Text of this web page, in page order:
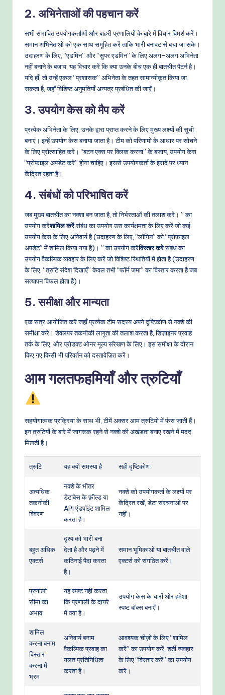
2. अभिनेताओं की पहचान करें
सभी संभावित उपयोगकर्ताओं और बाहरी प्रणालियों के बारे में विचार विमर्श करें।
समान अभिनेताओं को एक साथ समूहित करें ताकि भारी बनावट से बचा जा सके।
उदाहरण के लिए, “एडमिन” और “सुपर एडमिन” के लिए अलग-अलग अभिनेता
नहीं बनाने के बजाय, यह विचार करें कि क्या उनके बीच एक ही बातचीत पैटर्न है।
यदि हाँ, तो उन्हें एकल “प्रशासक” अभिनेता के तहत सामान्यीकृत किया जा
सकता है, जहाँ विशिष्ट अनुमतियाँ अन्यत्र प्रबंधित की जाएँ।
3. उपयोग केस को मैप करें
प्रत्येक अभिनेता के लिए, उनके द्वारा प्राप्त करने के लिए मुख्य लक्ष्यों की सूची
बनाएं। इन्हें उपयोग केस बनाया जाता है। टीम को परिणामों के आधार पर सोचने
के लिए प्रोत्साहित करें। “बटन एक्स पर क्लिक करना” के बजाय, उपयोग केस
“प्रोफ़ाइल अपडेट करें” होना चाहिए। इससे उपयोगकर्ता के इरादे पर ध्यान
केंद्रित रहता है।
4. संबंधों को परिभाषित करें
जब मुख्य बातचीत का नक्शा बन जाता है, तो निर्भरताओं की तलाश करें। ” का
उपयोग करेंशामिल करेंसंबंध का उपयोग उस कार्यक्षमता के लिए करें जो कई
उपयोग केस के लिए अनिवार्य है (उदाहरण के लिए, “लॉगिन” को “प्रोफ़ाइल
अपडेट” में शामिल किया गया है)। ” का उपयोग करेंविस्तार करेंसंबंध का
उपयोग वैकल्पिक व्यवहार के लिए करें जो विशिष्ट स्थितियों में होता है (उदाहरण
के लिए, “त्रुटि संदेश दिखाएँ” केवल तभी “फॉर्म जमा” का विस्तार करता है जब
सत्यापन विफल होता है)।
5. समीक्षा और मान्यता
एक सत्र आयोजित करें जहाँ प्रत्येक टीम सदस्य अपने दृष्टिकोण से नक्शे की
समीक्षा करे। डेवलपर तकनीकी लागूता की तलाश करता है, डिज़ाइनर प्रवाह
तर्क के लिए, और प्रोडक्ट ओनर मूल्य संरेखण के लिए। इस समीक्षा के दौरान
किए गए किसी भी परिवर्तन को दस्तावेज़ित करें।
आम गलतफहमियाँ और त्रुटियाँ
सहयोगात्मक प्रक्रिया के साथ भी, टीमें अक्सर आम त्रुटियों में फंस जाती हैं।
इन त्रुटियों के बारे में जागरूक रहने से नक्शे की अखंडता बनाए रखने में मदद
मिलती है।
त्रुटि यह क्यों समस्या है सही दृष्टिकोण
अत्यधिक
तकनीकी
विवरण
नक्शे के भीतर
डेटाबेस के फ़ील्ड या
API एंडपॉइंट शामिल
करता है।
नक्शे को उपयोगकर्ता के लक्ष्यों पर
केंद्रित रखें, डेटा संरचनाओं पर
नहीं।
बहुत अधिक
एक्टर्स
दृश्य को भारी बना
देता है और पढ़ने में
कठिनाई पैदा करता
है।
समान भूमिकाओं या बातचीत वाले
एक्टर्स को संगठित करें।
प्रणाली
सीमा का
अभाव
यह स्पष्ट नहीं करता
कि प्रणाली के दायरे
में क्या है।
उपयोग केस के चारों ओर हमेशा
स्पष्ट बॉक्स बनाएँ।
शामिल
करना बनाम
विस्तार
करना में
भ्रम
अनिवार्य बनाम
वैकल्पिक प्रवाह का
गलत प्रतिनिधित्व
करता है।
आवश्यक चीज़ों के लिए “शामिल
करें” का उपयोग करें, शर्ती व्यवहार
के लिए “विस्तार करें” का उपयोग
करें।